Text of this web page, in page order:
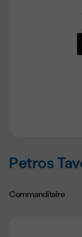
Petros
Commanditaire